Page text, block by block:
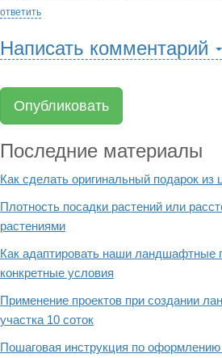
ответить
Написать комментарий
Опубликовать
Последние материалы
Как сделать оригинальный подарок из
Плотность посадки растений или
растениями
Как адаптировать наши ландшафтные
конкретные условия
Применение проектов при создании
участка 10 соток
Пошаговая инструкция по